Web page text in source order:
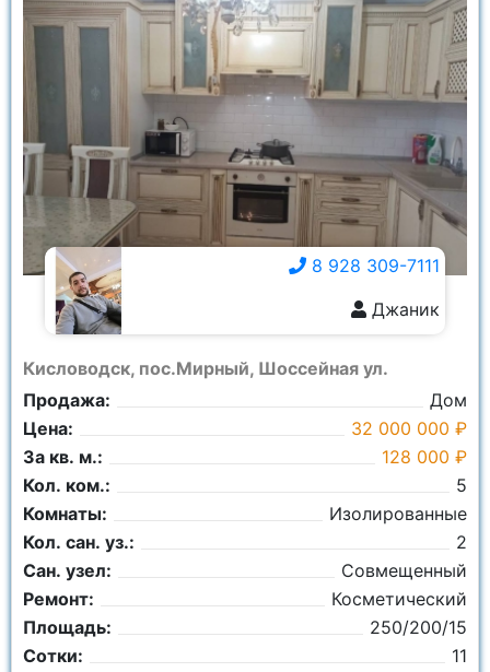
Кисловодск, пос.Мирный, Шоссейная ул.
Продажа:
Дом
Цена:
32 000 000 ₽
За кв. м.:
128 000 ₽
Кол. ком.:
5
Комнаты:
Изолированные
Кол. сан. уз.:
2
Сан. узел:
Совмещенный
Ремонт:
Косметический
Площадь:
250/200/15
Сотки:
11
8 928 309-7111
Джаник